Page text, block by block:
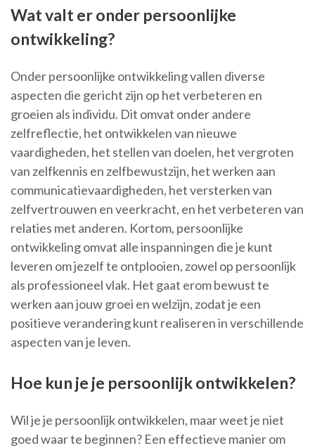
Wat valt er onder persoonlijke
ontwikkeling?
Onder persoonlijke ontwikkeling vallen diverse
aspecten die gericht zijn op het verbeteren en
groeien als individu. Dit omvat onder andere
zelfreflectie, het ontwikkelen van nieuwe
vaardigheden, het stellen van doelen, het vergroten
van zelfkennis en zelfbewustzijn, het werken aan
communicatievaardigheden, het versterken van
zelfvertrouwen en veerkracht, en het verbeteren van
relaties met anderen. Kortom, persoonlijke
ontwikkeling omvat alle inspanningen die je kunt
leveren om jezelf te ontplooien, zowel op persoonlijk
als professioneel vlak. Het gaat erom bewust te
werken aan jouw groei en welzijn, zodat je een
positieve verandering kunt realiseren in verschillende
aspecten van je leven.
Hoe kun je je persoonlijk ontwikkelen?
Wil je je persoonlijk ontwikkelen, maar weet je niet
goed waar te beginnen? Een effectieve manier om